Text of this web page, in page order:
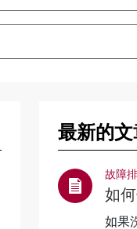
最新的文
故障
如
如果